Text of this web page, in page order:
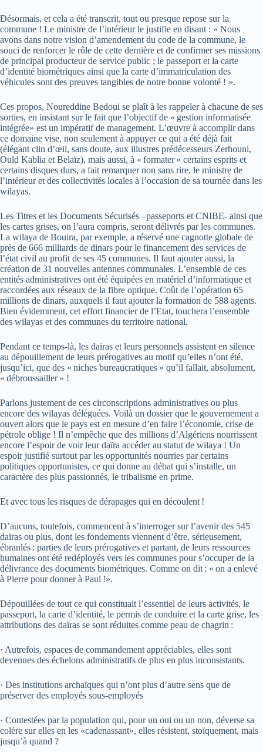
Désormais, et cela a été transcrit, tout ou presque repose sur la
commune ! Le ministre de l’intérieur le justifie en disant : « Nous
avons dans notre vision d’amendement du code de la commune, le
souci de renforcer le rôle de cette dernière et de confirmer ses missions
de principal producteur de service public ; le passeport et la carte
d’identité biométriques ainsi que la carte d’immatriculation des
véhicules sont des preuves tangibles de notre bonne volonté ! ».
Ces propos, Noureddine Bedoui se plaît à les rappeler à chacune de ses
sorties, en insistant sur le fait que l’objectif de « gestion informatisée
intégrée» est un impératif de management. L’œuvre à accomplir dans
ce domaine vise, non seulement à appuyer ce qui a été déjà fait
(élégant clin d’œil, sans doute, aux illustres prédécesseurs Zerhouni,
Ould Kablia et Belaïz), mais aussi, à « formater » certains esprits et
certains disques durs, a fait remarquer non sans rire, le ministre de
l’intérieur et des collectivités locales à l’occasion de sa tournée dans les
wilayas.
Les Titres et les Documents Sécurisés –passeports et CNIBE- ainsi que
les cartes grises, on l’aura compris, seront délivrés par les communes.
La wilaya de Bouira, par exemple, a réservé une cagnotte globale de
près de 666 milliards de dinars pour le financement des services de
l’état civil au profit de ses 45 communes. Il faut ajouter aussi, la
création de 31 nouvelles antennes communales. L’ensemble de ces
entités administratives ont été équipées en matériel d’informatique et
raccordées aux réseaux de la fibre optique. Coût de l’opération 65
millions de dinars, auxquels il faut ajouter la formation de 588 agents.
Bien évidemment, cet effort financier de l’Etat, touchera l’ensemble
des wilayas et des communes du territoire national.
Pendant ce temps-là, les daïras et leurs personnels assistent en silence
au dépouillement de leurs prérogatives au motif qu’elles n’ont été,
jusqu’ici, que des « niches bureaucratiques » qu’il fallait, absolument,
« débroussailler » !
Parlons justement de ces circonscriptions administratives ou plus
encore des wilayas déléguées. Voilà un dossier que le gouvernement a
ouvert alors que le pays est en mesure d’en faire l’économie, crise de
pétrole oblige ! Il n’empêche que des millions d’Algériens nourrissent
encore l’espoir de voir leur daïra accéder au statut de wilaya ! Un
espoir justifié surtout par les opportunités nourries par certains
politiques opportunistes, ce qui donne au débat qui s’installe, un
caractère des plus passionnés, le tribalisme en prime.
Et avec tous les risques de dérapages qui en découlent !
D’aucuns, toutefois, commencent à s’interroger sur l’avenir des 545
daïras ou plus, dont les fondements viennent d’être, sérieusement,
ébranlés : parties de leurs prérogatives et partant, de leurs ressources
humaines ont été redéployés vers les communes pour s’occuper de la
délivrance des documents biométriques. Comme on dit : « on a enlevé
à Pierre pour donner à Paul !».
Dépouillées de tout ce qui constituait l’essentiel de leurs activités, le
passeport, la carte d’identité, le permis de conduire et la carte grise, les
attributions des daïras se sont réduites comme peau de chagrin :
· Autrefois, espaces de commandement appréciables, elles sont
devenues des échelons administratifs de plus en plus inconsistants.
· Des institutions archaïques qui n’ont plus d’autre sens que de
préserver des employés sous-employés
· Contestées par la population qui, pour un oui ou un non, déverse sa
colère sur elles en les «cadenassant», elles résistent, stoïquement, mais
jusqu’à quand ?